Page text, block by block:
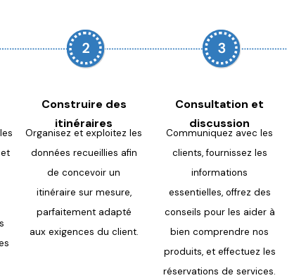
Construire des
itinéraires
Consultation et
discussion
Organisez et exploitez les
données recueillies afin
de concevoir un
itinéraire sur mesure,
parfaitement adapté
aux exigences du client.
Communiquez avec les
clients,fournissez les
informations
essentielles, offrez des
conseils pour les aider à
biencomprendre nos
produits, et effectuez les
réservations de services.